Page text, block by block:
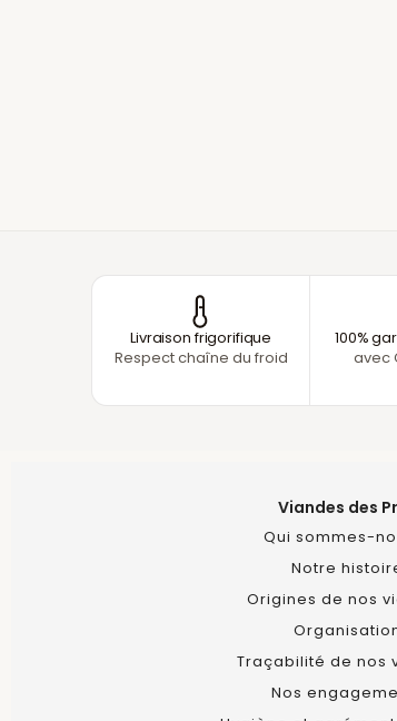
Livraison frigorifique
Respect chaîne du froid
100%
avec
Viandes des
Qui sommes-
Notre
Origines de nos
Traçabilité de nos
Nos